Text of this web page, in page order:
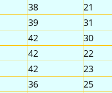
38 21
39 31
42 30
42 22
42 23
36 25